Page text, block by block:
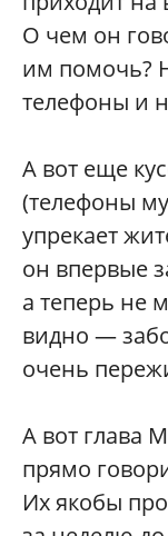
О чем он
им помочь?
телефоны и
А вот еще
(телефоны
упрекает
он впервые
а теперь не
видно —
очень
А вот глава
прямо
Их якобы